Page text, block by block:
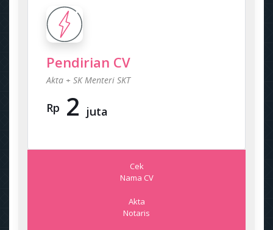
Pendirian CV
Akta + SK Menteri SKT
Rp 2 juta
Cek
Nama CV
Akta
Notaris